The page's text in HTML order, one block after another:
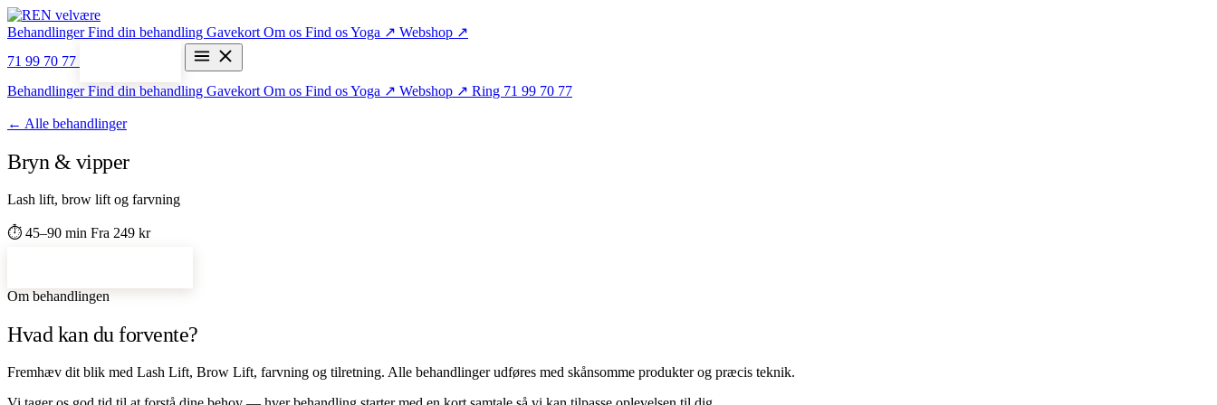
BehandlingerFind din behandling Gavekort Om os Find osYoga ↗ Webshop ↗
71 99 70 77
BehandlingerFind din behandling Gavekort Om os Find osYoga ↗ Webshop ↗ Ring 71 99 70 77
← Alle behandlinger
Bryn & vipper
Lash lift, brow lift og farvning
⏱ 45–90 min Fra 249 kr
Om behandlingen
Hvad kan du forvente?
Fremhæv dit blik med Lash Lift, Brow Lift, farvning og tilretning. Alle behandlinger udføres med skånsomme produkter og præcis teknik.